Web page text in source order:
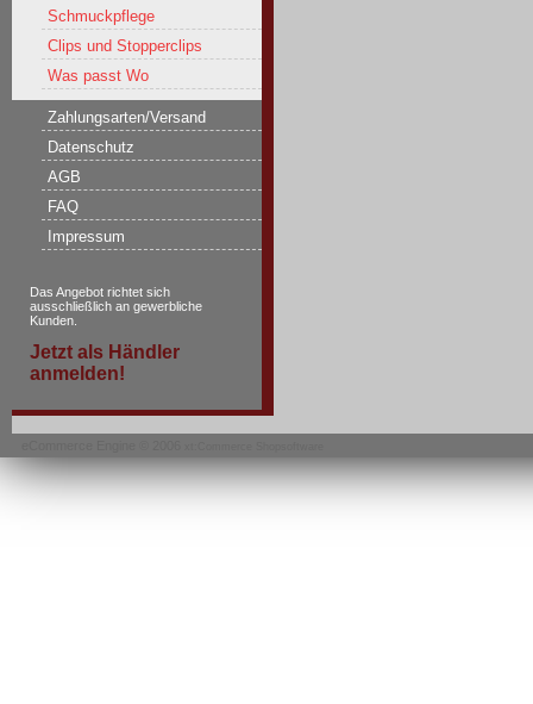
Schmuckpflege
Clips und Stopperclips
Was passt Wo
Zahlungsarten/Versand
Datenschutz
AGB
FAQ
Impressum
Das Angebot richtet sich
ausschließlich an gewerbliche
Kunden.
Jetzt als Händler
anmelden!